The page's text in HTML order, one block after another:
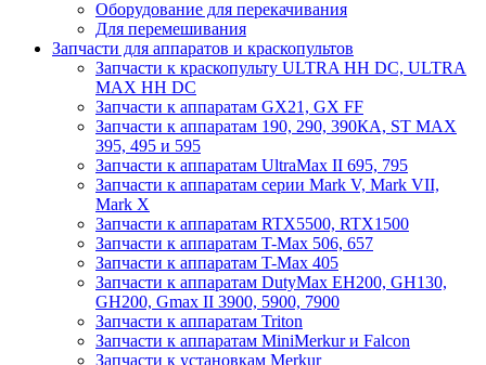
Оборудование для перекачивания
Для перемешивания
Запчасти для аппаратов и краскопультов
Запчасти к краскопульту ULTRA HH DC, ULTRA
MAX HH DC
Запчасти к аппаратам GX21, GX FF
Запчасти к аппаратам 190, 290, 390КА, ST MAX
395, 495 и 595
Запчасти к аппаратам UltraMax II 695, 795
Запчасти к аппаратам серии Mark V, Mark VII,
Mark X
Запчасти к аппаратам RTX5500, RTX1500
Запчасти к аппаратам T-Max 506, 657
Запчасти к аппаратам T-Max 405
Запчасти к аппаратам DutyMax EH200, GH130,
GH200, Gmax II 3900, 5900, 7900
Запчасти к аппаратам Triton
Запчасти к аппаратам MiniMerkur и Falcon
Запчасти к установкам Merkur